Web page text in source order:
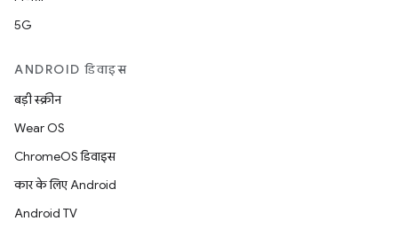
5G
ANDROID डिवाइस
बड़ी स्क्रीन
Wear OS
ChromeOS डिवाइस
कार के लिए Android
Android TV